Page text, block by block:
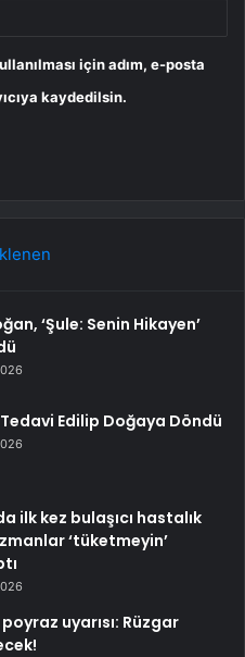
için adım, e-posta
kaydedilsin.
‘Şule: Senin Hikayen’
Edilip Doğaya Döndü
ilk kez bulaşıcı hastalık
‘tüketmeyin’
uyarısı: Rüzgar